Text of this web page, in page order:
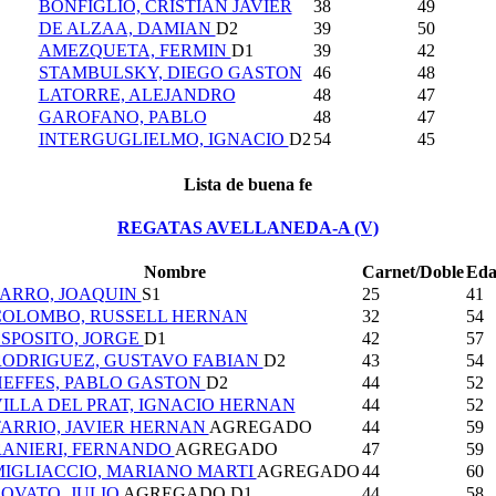
BONFIGLIO, CRISTIAN JAVIER
38
49
DE ALZAA, DAMIAN D2 39
50
AMEZQUETA, FERMIN D1 39
42
STAMBULSKY, DIEGO GASTON
46
48
LATORRE, ALEJANDRO
48
47
GAROFANO, PABLO
48
47
INTERGUGLIELMO, IGNACIO D2 54 45
Lista de buena fe
REGATAS AVELLANEDA-A (V)
Nombre Carnet/Doble
JOAQUIN S1 25
41
RUSSELL HERNAN
32
54
JORGE D1 42
57
GUSTAVO FABIAN D2 43
54
PABLO GASTON D2 44
52
DEL PRAT, IGNACIO HERNAN
44
52
JAVIER HERNAN AGREGADO 44
59
FERNANDO AGREGADO 47
59
MARIANO MARTI AGREGADO44
60